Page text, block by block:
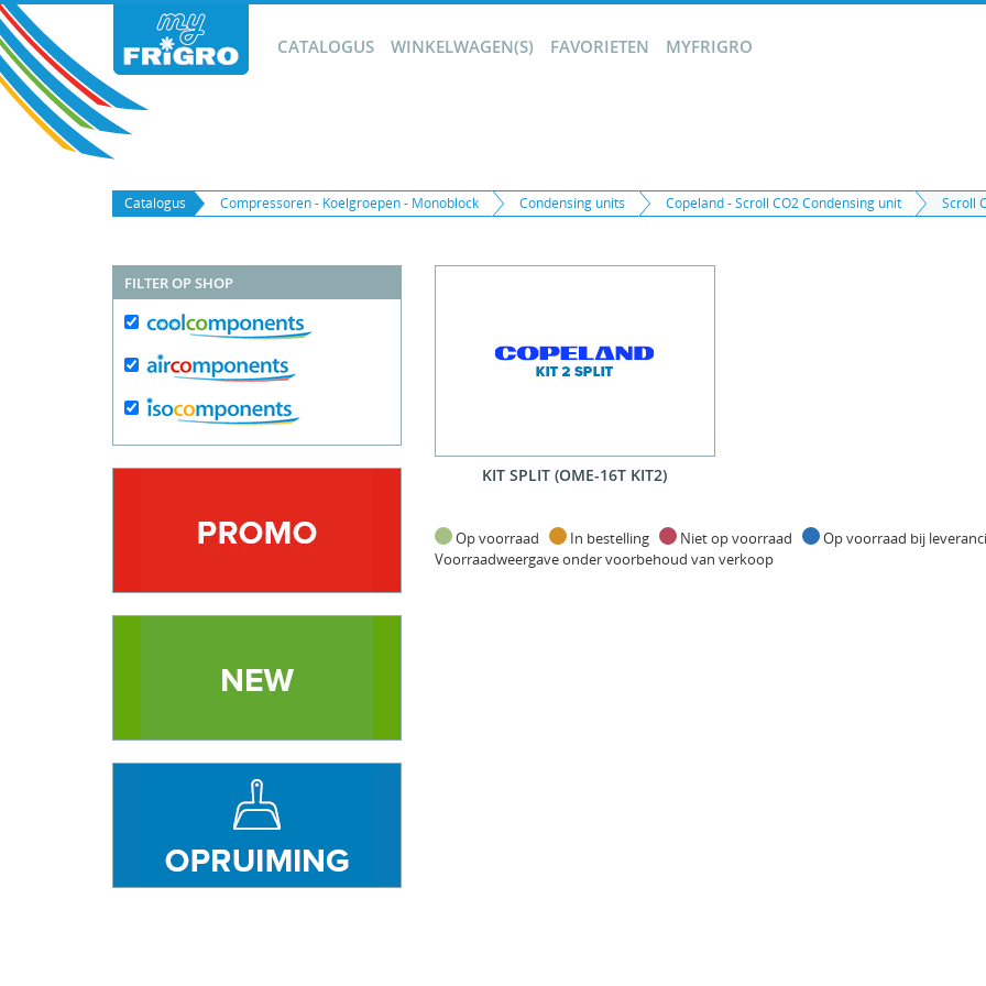
CATALOGUS WINKELWAGEN(S) FAVORIETEN MYFRIGRO
Catalogus Compressoren - Koelgroepen - Monoblock Condensing units Copeland - Scroll CO2 Condensing unit Scroll
FILTER OP SHOP
KIT SPLIT (OME-16T KIT2)
Op voorraad In bestelling Niet op voorraad
Op voorraad bij
Voorraadweergave onder voorbehoud van verkoop